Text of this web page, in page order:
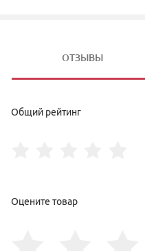
ОТЗЫВЫ
Общий рейтинг
Оцените товар